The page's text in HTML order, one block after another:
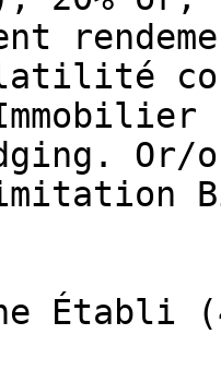
Or/
Établi